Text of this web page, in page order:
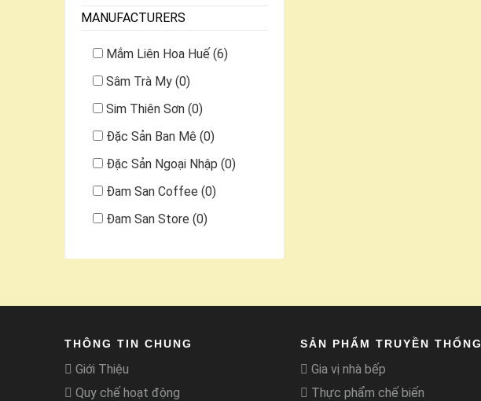
MANUFACTURERS
Mắm Liên Hoa Huế (6)
Sâm Trà My (0)
Sim Thiên Sơn (0)
Đặc Sản Ban Mê (0)
Đặc Sản Ngoại Nhập (0)
Đam San Coffee (0)
Đam San Store (0)
THÔNG TIN CHUNG
Giới Thiệu
Quy chế hoạt động
SẢN PHẨM TRUYỀN THỐNG
Gia vị nhà bếp
Thực phẩm chế biến